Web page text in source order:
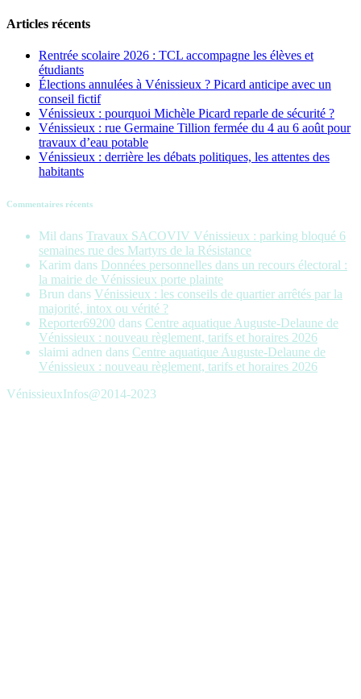
Articles récents
Rentrée scolaire 2026 : TCL accompagne les élèves et
étudiants
Élections annulées à Vénissieux ? Picard anticipe avec un
conseil fictif
Vénissieux : pourquoi Michèle Picard reparle de sécurité ?
Vénissieux : rue Germaine Tillion fermée du 4 au 6 août pour
travaux d’eau potable
Vénissieux : derrière les débats politiques, les attentes des
habitants
Commentaires récents
Mil dans Travaux SACOVIV Vénissieux : parking bloqué 6
semaines rue des Martyrs de la Résistance
Karim dans Données personnelles dans un recours électoral :
la mairie de Vénissieux porte plainte
Brun dans Vénissieux : les conseils de quartier arrêtés par la
majorité, intox ou vérité ?
Reporter69200 dans Centre aquatique Auguste-Delaune de
Vénissieux : nouveau règlement, tarifs et horaires 2026
slaimi adnen dans Centre aquatique Auguste-Delaune de
Vénissieux : nouveau règlement, tarifs et horaires 2026
VénissieuxInfos@2014-2023